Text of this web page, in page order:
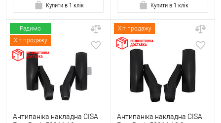
Купити в 1 клік Купити в 1 клік
Радимо
Хіт продажу
Антипаніка накладна CISA
Хіт продажу
Антипаніка накладна CISA